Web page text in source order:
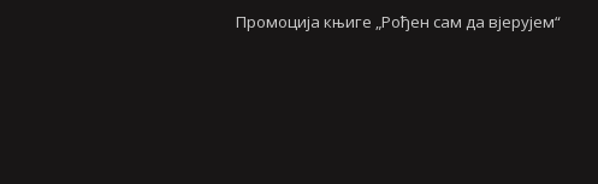
Промоција књиге „Рођен сам да вјерујем“